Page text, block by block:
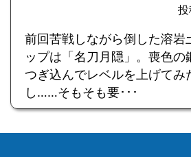
前回苦戦しながら倒した溶岩
ップは「名刀月隠」。喪色の
つぎ込んでレベルを上げてみ
し……そもそも要･･･